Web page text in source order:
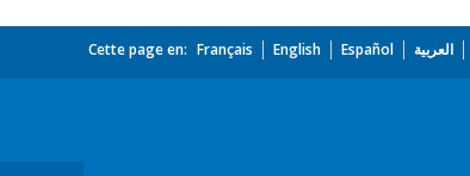
Cette page en: Français English Español العربية